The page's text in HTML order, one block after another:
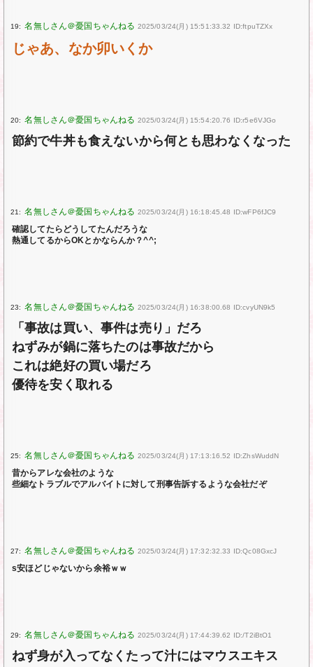
19: 2025/03/24(月) 15:51:33.32 ID:ftpuTZXx
じゃあ、なか卯いくか
20: 2025/03/24(月) 15:54:20.76 ID:r5e6VJGo
節約で牛丼も食えないから何とも思わなくなった
21: 2025/03/24(月) 16:18:45.48 ID:wFP6fJC9
確認してたらどうしてたんだろうな
熱通してるからOKとかならんか？^^;
23: 2025/03/24(月) 16:38:00.68 ID:cvyUN9k5
「事故は買い、事件は売り」だろ
ねずみが鍋に落ちたのは事故だから
これは絶好の買い場だろ
優待を安く取れる
25: 2025/03/24(月) 17:13:16.52 ID:ZhsWuddN
昔からアレな会社のような
些細なトラブルでアルバイトに対して刑事告訴するような会社だぞ
27: 2025/03/24(月) 17:32:32.33 ID:Qc08GxcJ
s安ほどじゃないから余裕ｗｗ
29: 2025/03/24(月) 17:44:39.62 ID:/T2iBtO1
ねず身が入ってなくたって汁にはマウスエキス